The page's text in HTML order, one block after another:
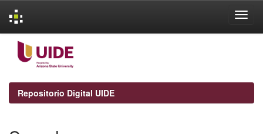
navigation
Repositorio Digital UIDE